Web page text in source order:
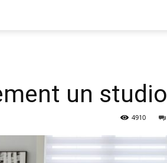
un studio
4910